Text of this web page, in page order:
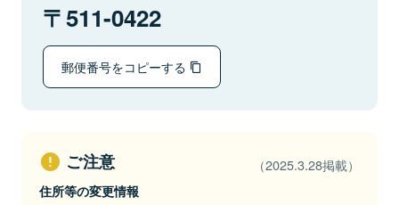
511-0422
郵便番号をコピーする
ご注意 （2025.3.28掲載）
住所等の変更情報